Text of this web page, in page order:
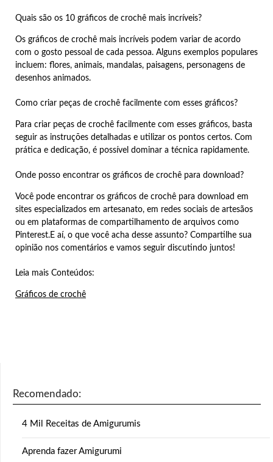
Quais são os 10 gráficos de crochê mais incríveis?
Os gráficos de crochê mais incríveis podem variar de acordo
com o gosto pessoal de cada pessoa. Alguns exemplos populares
incluem: flores, animais, mandalas, paisagens, personagens de
desenhos animados.
Como criar peças de crochê facilmente com esses gráficos?
Para criar peças de crochê facilmente com esses gráficos, basta
seguir as instruções detalhadas e utilizar os pontos certos. Com
prática e dedicação, é possível dominar a técnica rapidamente.
Onde posso encontrar os gráficos de crochê para download?
Você pode encontrar os gráficos de crochê para download em
sites especializados em artesanato, em redes sociais de artesãos
ou em plataformas de compartilhamento de arquivos como
Pinterest.E aí, o que você acha desse assunto? Compartilhe sua
opinião nos comentários e vamos seguir discutindo juntos!
Leia mais Conteúdos:
Gráficos de crochê
Recomendado:
4 Mil Receitas de Amigurumis
Aprenda fazer Amigurumi